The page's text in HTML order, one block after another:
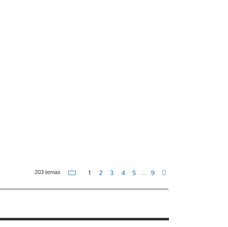
203 temas Página de
1 2 3 4 5 9